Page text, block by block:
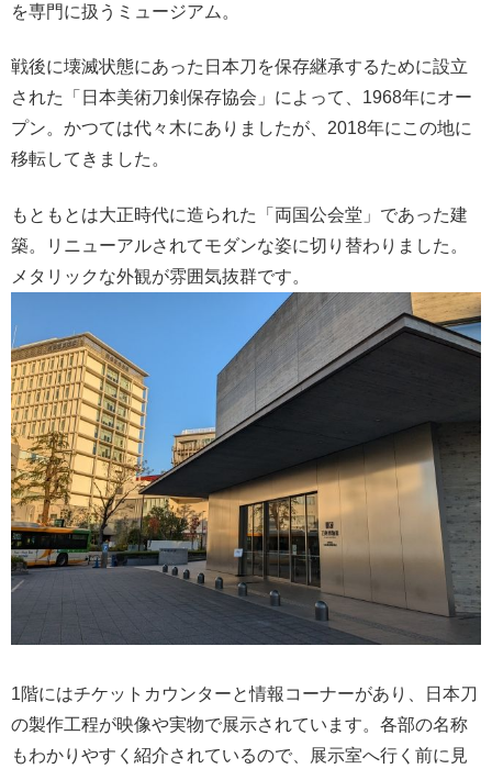
を専門に扱うミュージアム。
戦後に壊滅状態にあった日本刀を保存継承するために設立
された「日本美術刀剣保存協会」によって、1968年にオー
プン。かつては代々木にありましたが、2018年にこの地に
移転してきました。
もともとは大正時代に造られた「両国公会堂」であった建
築。リニューアルされてモダンな姿に切り替わりました。
メタリックな外観が雰囲気抜群です。
1階にはチケットカウンターと情報コーナーがあり、日本刀
の製作工程が映像や実物で展示されています。各部の名称
もわかりやすく紹介されているので、展示室へ行く前に見